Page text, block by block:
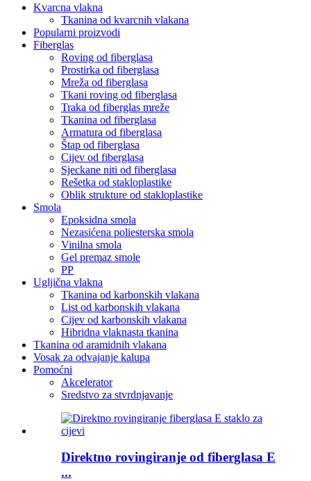
Kvarcna vlakna
Tkanina od kvarcnih vlakana
Popularni proizvodi
Fiberglas
Roving od fiberglasa
Prostirka od fiberglasa
Mreža od fiberglasa
Tkani roving od fiberglasa
Traka od fiberglas mreže
Tkanina od fiberglasa
Armatura od fiberglasa
Štap od fiberglasa
Cijev od fiberglasa
Sjeckane niti od fiberglasa
Rešetka od stakloplastike
Oblik strukture od stakloplastike
Smola
Epoksidna smola
Nezasićena poliesterska smola
Vinilna smola
Gel premaz smole
PP
Ugljična vlakna
Tkanina od karbonskih vlakana
List od karbonskih vlakana
Cijev od karbonskih vlakana
Hibridna vlaknasta tkanina
Tkanina od aramidnih vlakana
Vosak za odvajanje kalupa
Pomoćni
Akcelerator
Sredstvo za stvrdnjavanje
Direktno rovingiranje od fiberglasa E
...